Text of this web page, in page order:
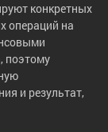
конкретных
операций на
поэтому
и результат,